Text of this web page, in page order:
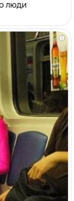
люди
i